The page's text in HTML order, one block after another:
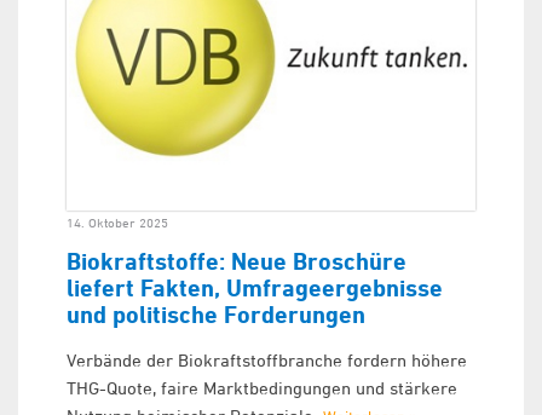
14. Oktober 2025
Biokraftstoffe: Neue Broschüre
liefert Fakten, Umfrageergebnisse
und politische Forderungen
Verbände der Biokraftstoffbranche fordern höhere
THG-Quote, faire Marktbedingungen und stärkere